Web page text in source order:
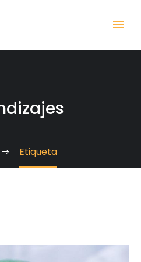
Etiqueta